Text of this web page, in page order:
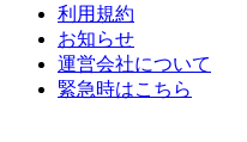
利用規約
お知らせ
運営会社について
緊急時はこちら